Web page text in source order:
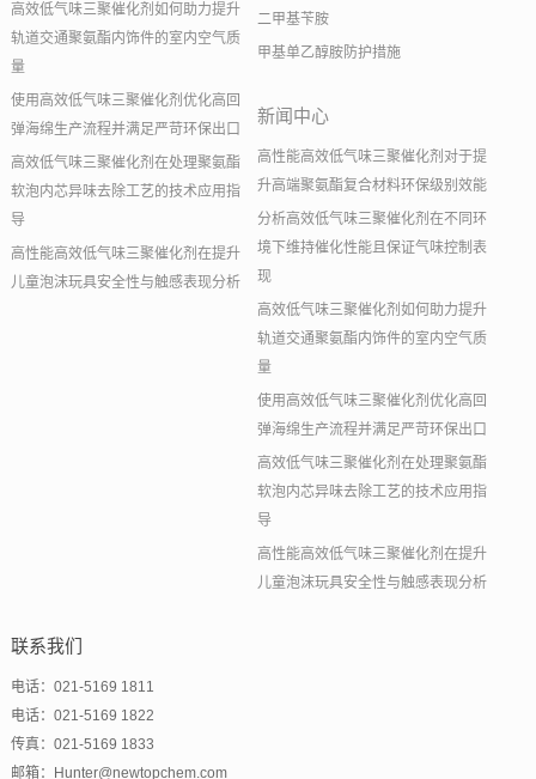
高效低气味三聚催化剂如何助力提升
轨道交通聚氨酯内饰件的室内空气质
量
使用高效低气味三聚催化剂优化高回
弹海绵生产流程并满足严苛环保出口
高效低气味三聚催化剂在处理聚氨酯
软泡内芯异味去除工艺的技术应用指
导
高性能高效低气味三聚催化剂在提升
儿童泡沫玩具安全性与触感表现分析
二甲基苄胺
甲基单乙醇胺防护措施
新闻中心
高性能高效低气味三聚催化剂对于提
升高端聚氨酯复合材料环保级别效能
分析高效低气味三聚催化剂在不同环
境下维持催化性能且保证气味控制表
现
高效低气味三聚催化剂如何助力提升
轨道交通聚氨酯内饰件的室内空气质
量
使用高效低气味三聚催化剂优化高回
弹海绵生产流程并满足严苛环保出口
高效低气味三聚催化剂在处理聚氨酯
软泡内芯异味去除工艺的技术应用指
导
高性能高效低气味三聚催化剂在提升
儿童泡沫玩具安全性与触感表现分析
联系我们
电话：021-5169 1811
电话：021-5169 1822
传真：021-5169 1833
邮箱：Hunter@newtopchem.com